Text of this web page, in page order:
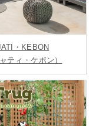
・KEBON
ャティ・ケボン）